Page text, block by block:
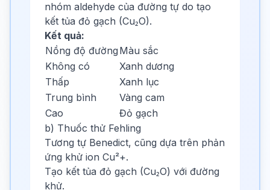
nhóm aldehyde của đường tự do tạo
kết tủa đỏ gạch (Cu₂O).
Kết quả:
Nồng độ đường Màu sắc
Không có
Xanh dương
Thấp
Xanh lục
Trung bình
Vàng cam
Cao
Đỏ gạch
b) Thuốc thử Fehling
Tương tự Benedict, cũng dựa trên phản
ứng khử ion Cu²+.
Tạo kết tủa đỏ gạch (Cu₂O) với đường
khử.